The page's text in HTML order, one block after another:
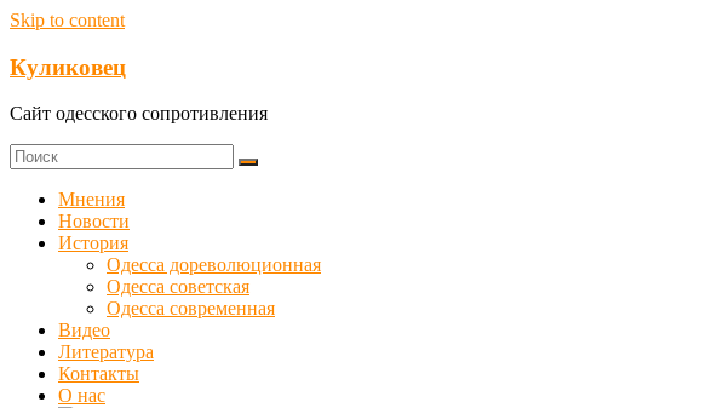
Skip to content
Куликовец
Сайт одесского сопротивления
Мнения
Новости
История
Одесса дореволюционная
Одесса советская
Одесса современная
Видео
Литература
Контакты
О нас